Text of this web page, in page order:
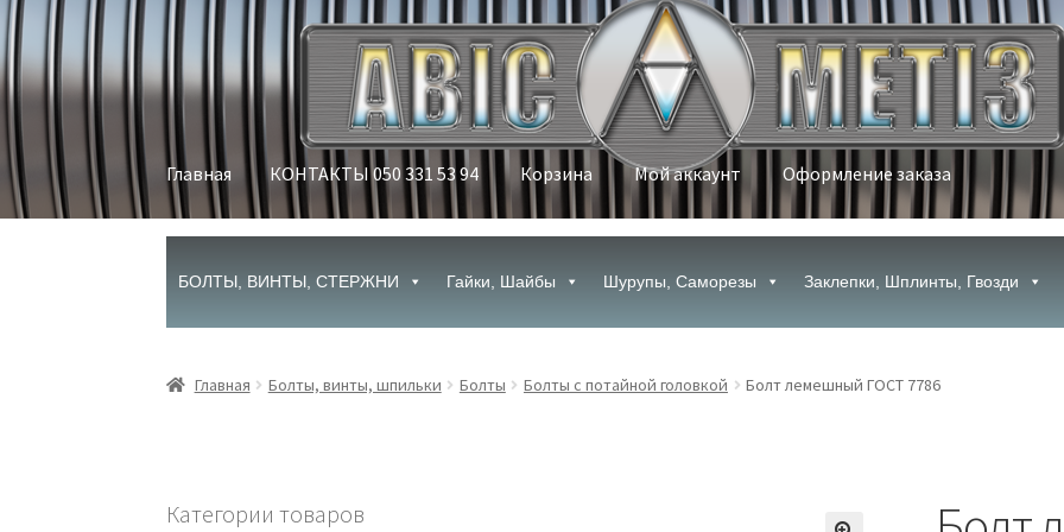
Перейти
к
навигации
Перейти
к
содержимому
Главная КОНТАКТЫ 050 331 53 94 Корзина Мой аккаунт Оформление заказа
БОЛТЫ, ВИНТЫ, СТЕРЖНИ Гайки, Шайбы Шурупы, Саморезы Заклепки, Шплинты, Гвозди
Главная Болты, винты, шпильки Болты Болты с потайной головкой Болт лемешный ГОСТ 7786
Категории товаров